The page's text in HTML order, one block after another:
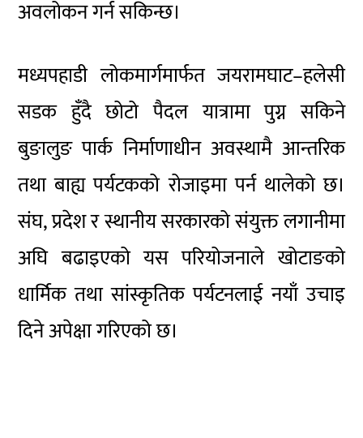
अवलोकन गर्न सकिन्छ।
मध्यपहाडी लोकमार्गमार्फत जयरामघाट–हलेसी
सडक हुँदै छोटो पैदल यात्रामा पुग्न सकिने
बुङालुङ पार्क निर्माणाधीन अवस्थामै आन्तरिक
तथा बाह्य पर्यटकको रोजाइमा पर्न थालेको छ।
संघ, प्रदेश र स्थानीय सरकारको संयुक्त लगानीमा
अघि बढाइएको यस परियोजनाले खोटाङको
धार्मिक तथा सांस्कृतिक पर्यटनलाई नयाँ उचाइ
दिने अपेक्षा गरिएको छ।